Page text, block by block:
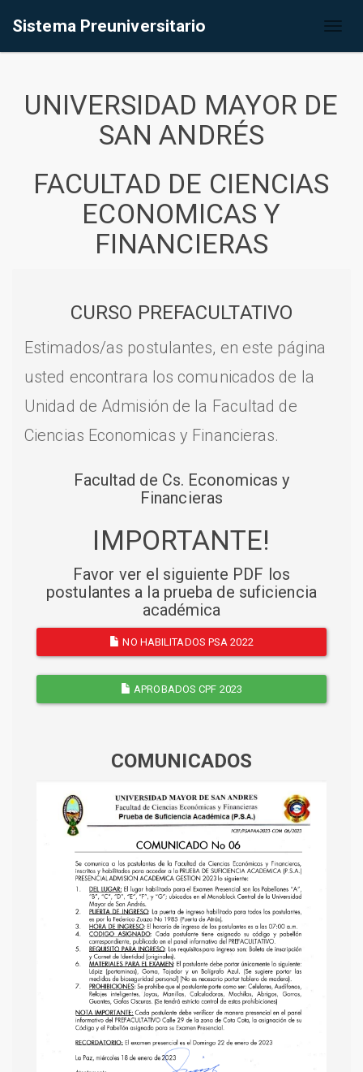
Sistema Preuniversitario
UNIVERSIDAD MAYOR DE
SAN ANDRÉS
FACULTAD DE CIENCIAS
ECONOMICAS Y
FINANCIERAS
CURSO PREFACULTATIVO
Estimados/as postulantes, en este página
usted encontrara los comunicados de la
Unidad de Admisión de la Facultad de
Ciencias Economicas y Financieras.
Facultad de Cs. Economicas y
Financieras
IMPORTANTE!
Favor ver el siguiente PDF los
postulantes a la prueba de suficiencia
académica
NO HABILITADOS PSA 2022
APROBADOS CPF 2023
COMUNICADOS